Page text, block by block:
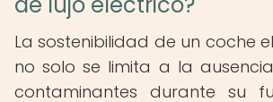
La sostenibilidad de un coche
no solo se limita a la
contaminantes durante su